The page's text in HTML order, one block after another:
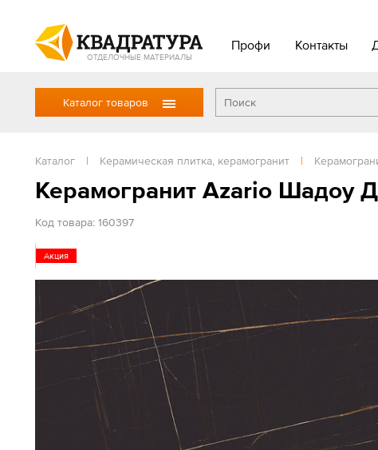
ОТДЕЛОЧНЫЕ МАТЕРИАЛЫ
Профи Контакты
Каталог товаров
Каталог | Керамическая плитка, керамогранит |
Керамогранит Azario Шадоу
Код товара: 160397
Акция